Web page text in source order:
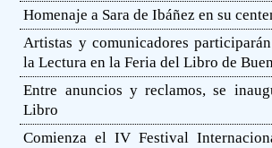
Homenaje a Sara de Ibáñez en su
Artistas y comunicadores
la Lectura en la Feria del Libro de
Entre anuncios y reclamos, se
Libro
Comienza el IV Festival